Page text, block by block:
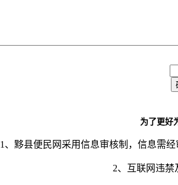
为了更好
1、黟县便民网采用信息审核制，信息需
2、互联网违禁